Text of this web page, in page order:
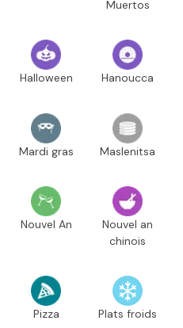
Muertos
Halloween Hanoucca
Mardi gras Maslenitsa
Nouvel An
Nouvel an
chinois
Pizza Plats froids